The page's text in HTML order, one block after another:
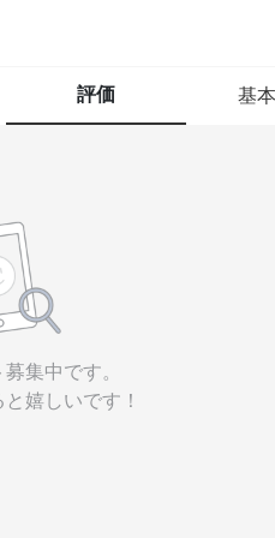
評価 基
集中です。
嬉しいです！